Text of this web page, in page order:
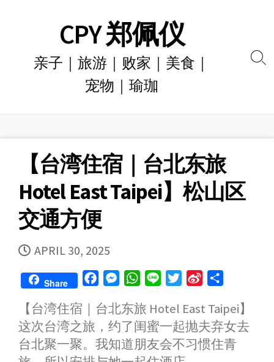
content
CPY 郑佩仪
亲子｜旅游｜败家｜美食｜
宠物｜瑜珈
【台湾住宿｜台北东旅
Hotel East Taipei】松山区
交通方便
PUBLISHED
DATE
APRIL 30, 2025
Share
c
e
b
o
s
s
e
n
W
a
t
s
A
n
e
i
t
t
e
n
a
W
a
r
e
【台湾住宿｜台北东旅 Hotel East Taipei】
这次台湾之旅，约了闺蜜一起抛夫弃女去
台北聚一聚。我知道朋友会不习惯住青